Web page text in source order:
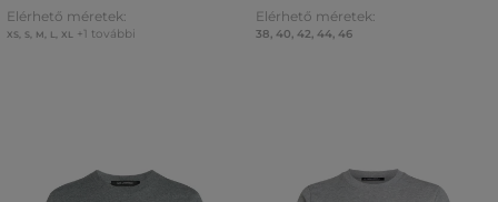
Elérhető méretek:
XS, S, M L XL +1 további
Elérhető méretek:
38, 40, 42, 44, 46